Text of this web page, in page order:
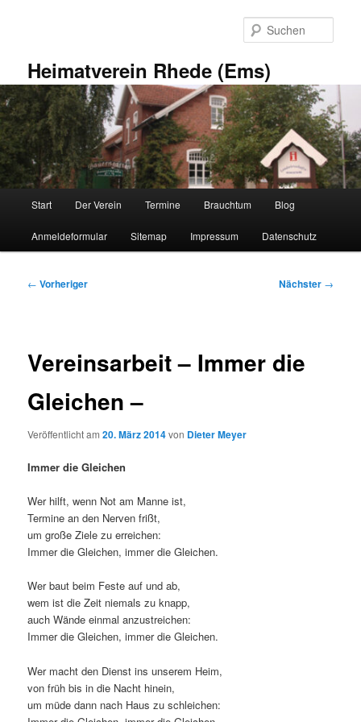
Heimatverein Rhede (Ems)
Start Der Verein Termine Brauchtum Blog
Anmeldeformular Sitemap Impressum Datenschutz
Beitragsnavigation
← Vorheriger Nächster →
Vereinsarbeit – Immer die
Gleichen –
Veröffentlicht am20. März 2014von Dieter Meyer
Immer die Gleichen
Wer hilft, wenn Not am Manne ist,
Termine an den Nerven frißt,
um große Ziele zu erreichen:
Immer die Gleichen, immer die Gleichen.
Wer baut beim Feste auf und ab,
wem ist die Zeit niemals zu knapp,
auch Wände einmal anzustreichen:
Immer die Gleichen, immer die Gleichen.
Wer macht den Dienst ins unserem Heim,
von früh bis in die Nacht hinein,
um müde dann nach Haus zu schleichen: